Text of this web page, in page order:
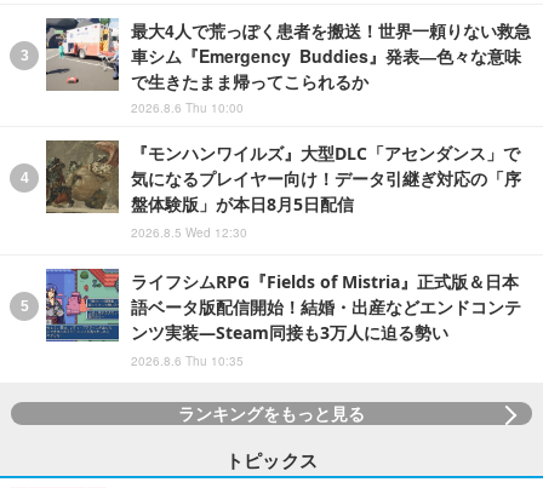
最大4人で荒っぽく患者を搬送！世界一頼りない救急
車シム『Emergency Buddies』発表―色々な意味
で生きたまま帰ってこられるか
2026.8.6 Thu 10:00
『モンハンワイルズ』大型DLC「アセンダンス」で
気になるプレイヤー向け！データ引継ぎ対応の「序
盤体験版」が本日8月5日配信
2026.8.5 Wed 12:30
ライフシムRPG『Fields of Mistria』正式版＆日本
語ベータ版配信開始！結婚・出産などエンドコンテ
ンツ実装―Steam同接も3万人に迫る勢い
2026.8.6 Thu 10:35
ランキングをもっと見る
トピックス